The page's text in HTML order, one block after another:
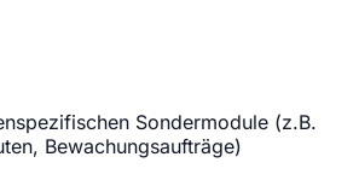
Sondermodule (z.B.
Bewachungsaufträge)